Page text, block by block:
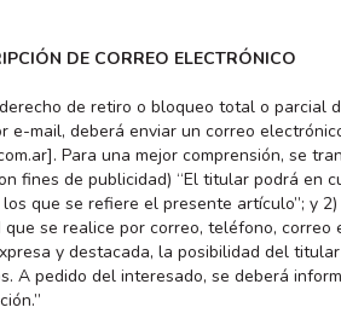
DE CORREO ELECTRÓNICO
de retiro o bloqueo total o parcial
e-mail, deberá enviar un correo
Para una mejor comprensión, se
fines de publicidad) “El titular podrá en
que se refiere el presente artículo”; y
se realice por correo, teléfono,
y destacada, la posibilidad del
A pedido del interesado, se deberá